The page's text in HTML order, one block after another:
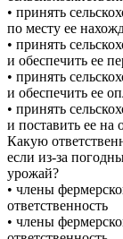
• принять
по месту ее
• принять
и обеспечить ее
• принять
и обеспечить ее
• принять
и поставить ее на
Какую
если из-за
урожай?
• члены
ответственность
• члены